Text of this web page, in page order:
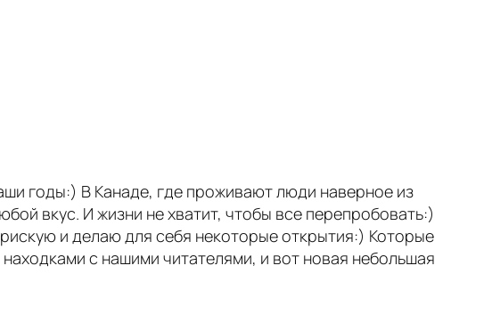
годы:) В Канаде, где проживают люди наверное из
вкус. И жизни не хватит, чтобы все перепробовать:)
и делаю для себя некоторые открытия:) Которые
с нашими читателями, и вот новая небольшая